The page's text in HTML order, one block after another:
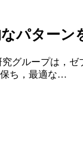
パターン
グループは，
ち，最適な…